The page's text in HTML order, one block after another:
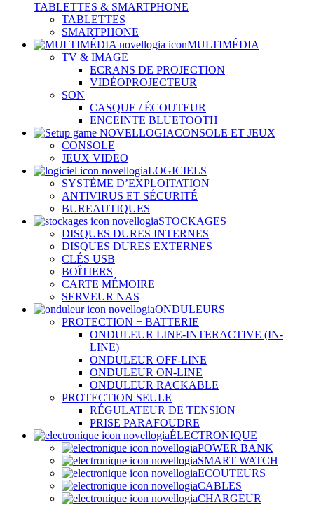
TABLETTES & SMARTPHONE
TABLETTES
SMARTPHONE
MULTIMÉDIA
TV & IMAGE
ECRANS DE PROJECTION
VIDÉOPROJECTEUR
SON
CASQUE / ÉCOUTEUR
ENCEINTE BLUETOOTH
CONSOLE ET JEUX
CONSOLE
JEUX VIDEO
LOGICIELS
SYSTÈME D’EXPLOITATION
ANTIVIRUS ET SÉCURITÉ
BUREAUTIQUES
STOCKAGES
DISQUES DURES INTERNES
DISQUES DURES EXTERNES
CLÉS USB
BOÎTIERS
CARTE MÉMOIRE
SERVEUR NAS
ONDULEURS
PROTECTION + BATTERIE
ONDULEUR LINE-INTERACTIVE (IN-
LINE)
ONDULEUR OFF-LINE
ONDULEUR ON-LINE
ONDULEUR RACKABLE
PROTECTION SEULE
RÉGULATEUR DE TENSION
PRISE PARAFOUDRE
ÉLECTRONIQUE
POWER BANK
SMART WATCH
ECOUTEURS
CABLES
CHARGEUR